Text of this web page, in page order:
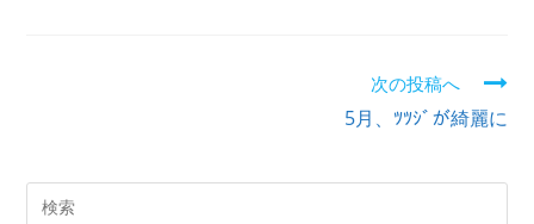
を
次の投稿へ
5月、ﾂﾂｼﾞが綺麗に